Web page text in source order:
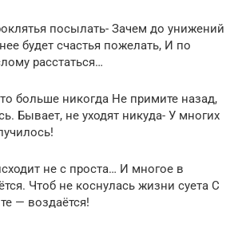
посылать- Зачем до унижений
будет счастья пожелать, И по
расстаться…
больше никогда Не примите назад,
Бывает, не уходят никуда- У многих
не с проста… И многое в
Чтоб не коснулась жизни суета С
— воздаётся!